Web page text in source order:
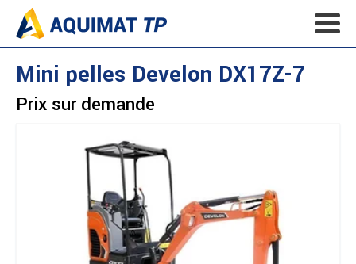
Mini pelles Develon DX17Z-7
Prix sur demande